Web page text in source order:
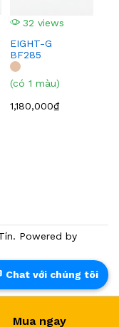
32 views
EIGHT-G
BF285
(có 1 màu)
1,180,000₫
Chat với chúng tôi
Powered by
Mua ngay